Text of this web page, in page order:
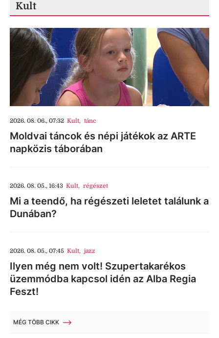
Kult
2026. 08. 06., 07:32 Kult, tánc
Moldvai táncok és népi játékok az ARTE
napközis táborában
2026. 08. 05., 16:43 Kult, régészet
Mi a teendő, ha régészeti leletet találunk a
Dunában?
2026. 08. 05., 07:45 Kult, jazz
Ilyen még nem volt! Szupertakarékos
üzemmódba kapcsol idén az Alba Regia
Feszt!
MÉG TÖBB CIKK